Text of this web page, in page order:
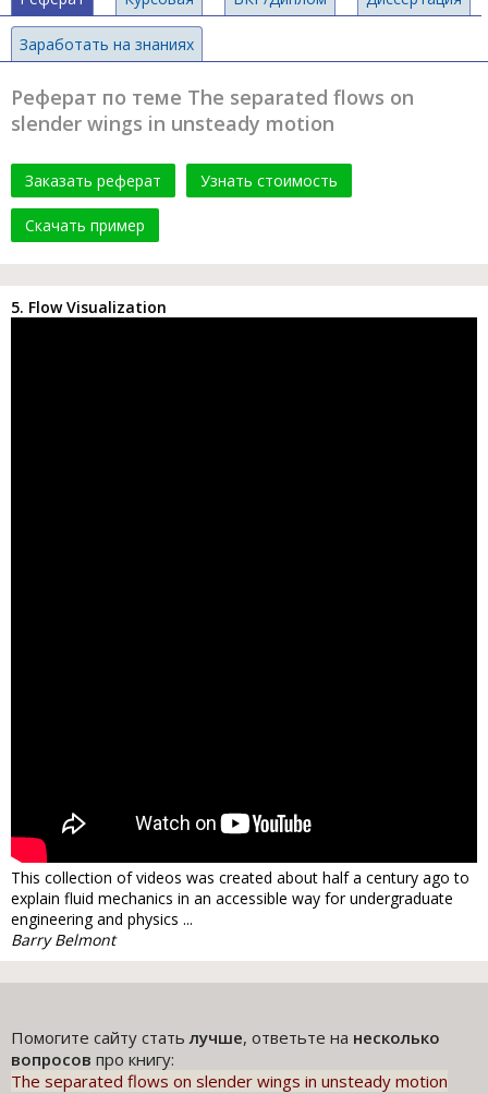
Заработать на знаниях
Реферат по теме The separated flows on
slender wings in unsteady motion
Заказать реферат Узнать стоимость
Скачать пример
5. Flow Visualization
This collection of videos was created about half a century ago to
explain fluid mechanics in an accessible way for undergraduate
engineering and physics ...
Barry Belmont
Помогите сайту статьлучше, ответьте на несколько
вопросов про книгу:
The separated flows on slender wings in unsteady motion